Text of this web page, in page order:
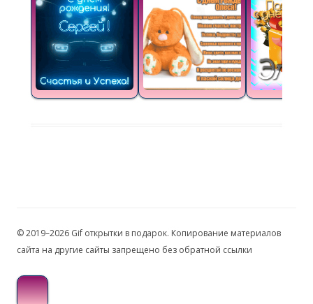
© 2019–2026 Gif открытки в подарок. Копирование материалов
сайта на другие сайты запрещено без обратной ссылки